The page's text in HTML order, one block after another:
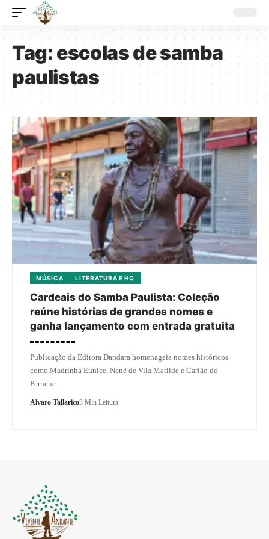
Tag:escolas de samba
paulistas
MÚSICA LITERATURA E HQ
Cardeais do Samba Paulista: Coleção
reúne histórias de grandes nomes e
ganha lançamento com entrada gratuita
Publicação da Editora Dandara homenageia nomes históricos
como Madrinha Eunice, Nenê de Vila Matilde e Carlão do
Peruche
Alvaro Tallarico3 Min Leitura